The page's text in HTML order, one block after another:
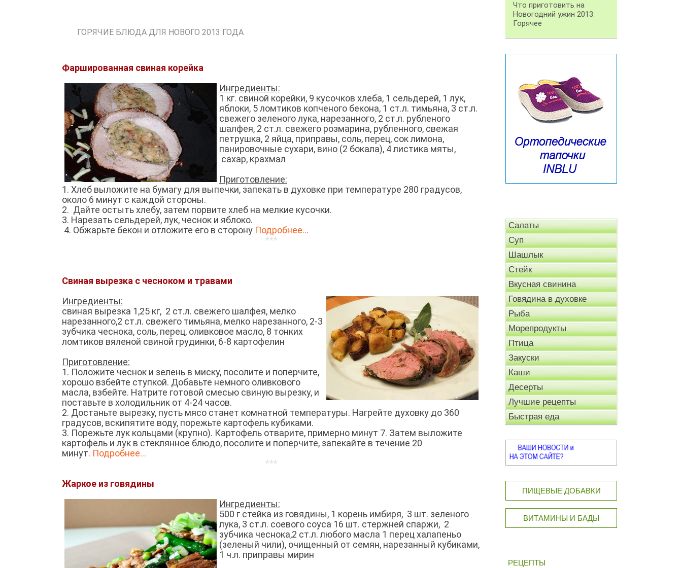
ГОРЯЧИЕ БЛЮДА ДЛЯ НОВОГО 2013 ГОДА
Фаршированная свиная корейка
Ингредиенты:
1 кг. свиной корейки, 9 кусочков хлеба, 1 сельдерей, 1 лук,
яблоки, 5 ломтиков копченого бекона, 1 ст.л. тимьяна, 3 ст.л.
свежего зеленого лука, нарезанного, 2 ст.л. рубленого
шалфея, 2 ст.л. свежего розмарина, рубленного, свежая
петрушка, 2 яйца, приправы, соль, перец, сок лимона,
панировочные сухари, вино (2 бокала), 4 листика мяты,
сахар, крахмал
Приготовление:
1. Хлеб выложите на бумагу для выпечки, запекать в духовке при температуре 280 градусов,
около 6 минут с каждой стороны.
2. Дайте остыть хлебу, затем порвите хлеб на мелкие кусочки.
3. Нарезать сельдерей, лук, чеснок и яблоко.
4. Обжарьте бекон и отложите его в сторону Подробнее...
***
Свиная вырезка с чесноком и травами
Ингредиенты:
свиная вырезка 1,25 кг, 2 ст.л. свежего шалфея, мелко
нарезанного,2 ст.л. свежего тимьяна, мелко нарезанного, 2-3
зубчика чеснока, соль, перец, оливковое масло, 8 тонких
ломтиков вяленой свиной грудинки, 6-8 картофелин
Приготовление:
1. Положите чеснок и зелень в миску, посолите и поперчите,
хорошо взбейте ступкой. Добавьте немного оливкового
масла, взбейте. Натрите готовой смесью свиную вырезку, и
поставьте в холодильник от 4-24 часов.
2. Достаньте вырезку, пусть мясо станет комнатной температуры. Нагрейте духовку до 360
градусов, вскипятите воду, порежьте картофель кубиками.
3. Порежьте лук кольцами (крупно). Картофель отварите, примерно минут 7. Затем выложите
картофель и лук в стеклянное блюдо, посолите и поперчите, запекайте в течение 20
минут. Подробнее...
***
Жаркое из говядины
Ингредиенты:
500 г стейка из говядины, 1 корень имбиря, 3 шт. зеленого
лука, 3 ст.л. соевого соуса 16 шт. стержней спаржи, 2
зубчика чеснока,2 ст.л. любого масла 1 перец халапеньо
(зеленый чили), очищенный от семян, нарезанный кубиками,
1 ч.л. приправы мирин
Что приготовить на
Новогодний ужин 2013.
Горячее
Салаты
Суп
Шашлык
Стейк
Вкусная свинина
Говядина в духовке
Рыба
Морепродукты
Птица
Закуски
Каши
Десерты
Лучшие рецепты
Быстрая еда
ПИЩЕВЫЕ ДОБАВКИ
ВИТАМИНЫ И БАДЫ
РЕЦЕПТЫ